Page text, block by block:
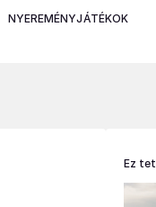
NYEREMÉNYJÁTÉKOK
Ez